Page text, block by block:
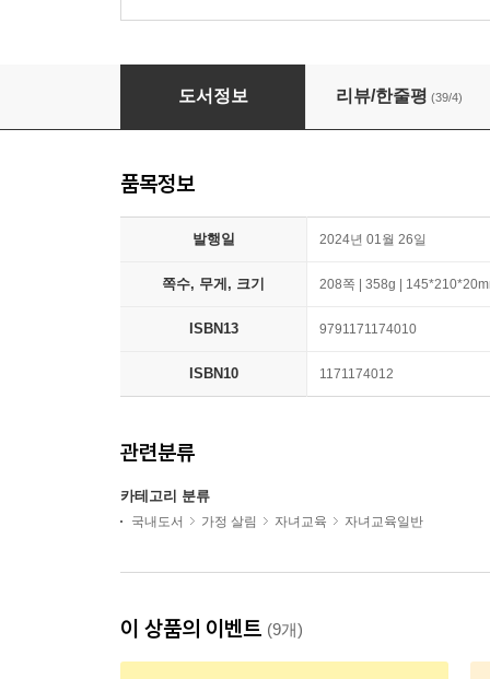
초등 저학년 아이의 사회성이 자라납니다
도서정보 리뷰/한줄평 (39/4)
품목정보
발행일 2024년 01월 26일
쪽수, 무게, 크기 208쪽 | 358g |
ISBN13 9791171174010
ISBN10 1171174012
관련분류
카테고리 분류
국내도서 가정 살림 자녀교육 자녀교육일반
이 상품의 이벤트 (9개)